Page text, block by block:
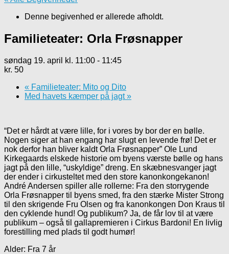
Denne begivenhed er allerede afholdt.
Familieteater: Orla Frøsnapper
søndag 19. april kl. 11:00 - 11:45
kr. 50
« Familieteater: Mito og Dito
Med havets kæmper på jagt»
“Det er hårdt at være lille, for i vores by bor der en bølle.
Nogen siger at han engang har slugt en levende frø! Det er
nok derfor han bliver kaldt Orla Frøsnapper” Ole Lund
Kirkegaards elskede historie om byens værste bølle og hans
jagt på den lille, “uskyldige” dreng. En skæbnesvanger jagt
der ender i cirkusteltet med den store kanonkongekanon!
André Andersen spiller alle rollerne: Fra den storrygende
Orla Frøsnapper til byens smed, fra den stærke Mister Strong
til den skrigende Fru Olsen og fra kanonkongen Don Kraus til
den cyklende hund! Og publikum? Ja, de får lov til at være
publikum – også til gallapremieren i Cirkus Bardoni! En livlig
forestilling med plads til godt humør!
Alder: Fra 7 år